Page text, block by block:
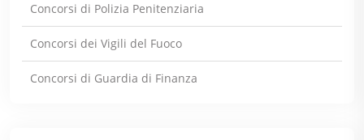
Concorsi di Polizia Penitenziaria
Concorsi dei Vigili del Fuoco
Concorsi di Guardia di Finanza